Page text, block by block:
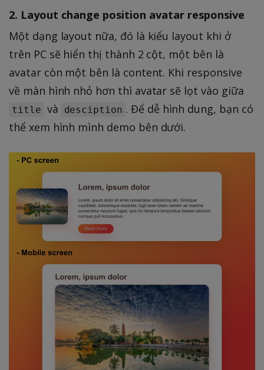
2. Layout change position avatar responsive
Một dạng layout nữa, đó là kiểu layout khi ở
trên PC sẽ hiển thị thành 2 cột, một bên là
avatar còn một bên là content. Khi responsive
về màn hình nhỏ hơn thì avatar sẽ lọt vào giữa
title và desciption . Để dễ hình dung, bạn có
thể xem hình mình demo bên dưới.